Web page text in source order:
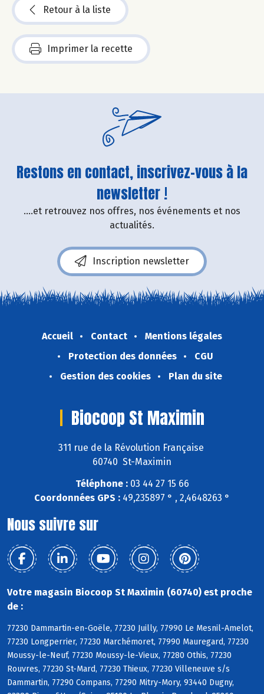
Retour à la liste
Imprimer la recette
Restons en contact, inscrivez-vous à la
newsletter !
....et retrouvez nos offres, nos événements et nos
actualités.
Inscription newsletter
Accueil Contact
Mentions légales
Protection des données
CGU
Gestion des cookies
Plan du site
Biocoop St Maximin
311 rue de la Révolution Française
60740 St-Maximin
Téléphone :03 44 27 15 66
Coordonnées GPS : 49,235897 ° , 2,4648263 °
Nous suivre sur
Votre magasin Biocoop St Maximin (60740) est proche
de :
77230 Dammartin-en-Goële, 77230 Juilly, 77990 Le Mesnil-Amelot,
77230 Longperrier, 77230 Marchémoret, 77990 Mauregard, 77230
Moussy-le-Neuf, 77230 Moussy-le-Vieux, 77280 Othis, 77230
Rouvres, 77230 St-Mard, 77230 Thieux, 77230 Villeneuve s/s
Dammartin, 77290 Compans, 77290 Mitry-Mory, 93440 Dugny,